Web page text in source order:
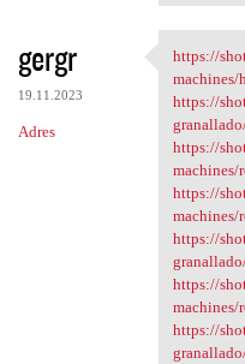
gergr
19.11.2023
Adres
https://
https://
machines/
https://
https://
machines/
https://
machines/
https://
https://
machines/
https://